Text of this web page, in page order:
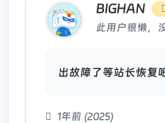
BIGHAN
此用户很懒，
出故障了等站长恢复
1年前 (2025)